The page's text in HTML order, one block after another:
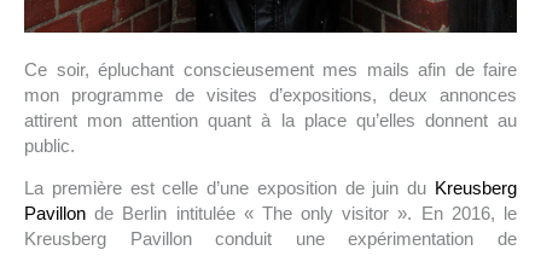
Ce soir, épluchant conscieusement mes mails afin de faire
mon programme de visites d’expositions, deux annonces
attirent mon attention quant à la place qu’elles donnent au
public.
La première est celle d’une exposition de juin du Kreusberg
Pavillon de Berlin intitulée « The only visitor ». En 2016, le
Kreusberg Pavillon conduit une expérimentation de